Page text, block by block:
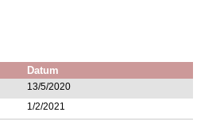
Datum
13/5/2020
1/2/2021